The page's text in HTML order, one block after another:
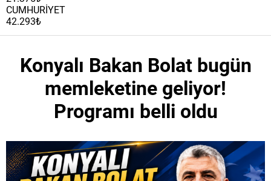
CUMHURİYET
42.293₺
Konyalı Bakan Bolat bugün
memleketine geliyor!
Programı belli oldu